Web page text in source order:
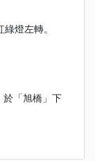
燈左轉。
於「旭橋」下